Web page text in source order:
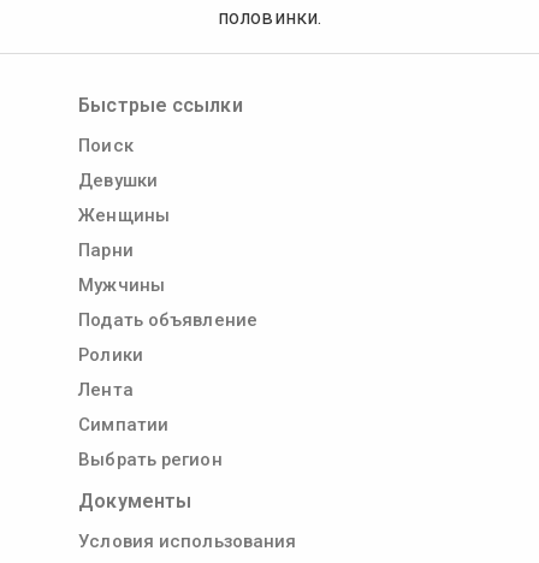
половинки.
Быстрые ссылки
Поиск
Девушки
Женщины
Парни
Мужчины
Подать объявление
Ролики
Лента
Симпатии
Выбрать регион
Документы
Условия использования